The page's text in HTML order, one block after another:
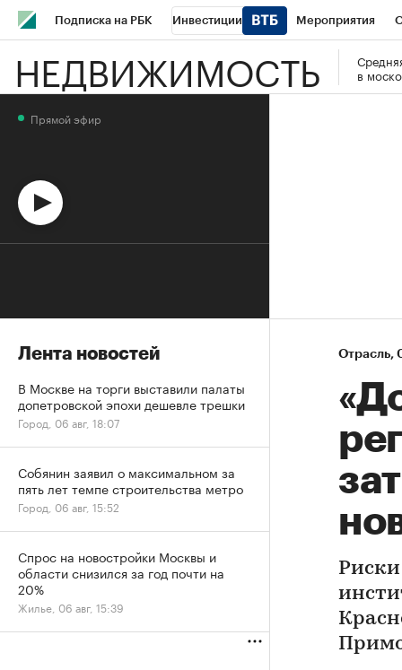
Подписка на РБК Инвестиции Мероприятия
Школа управления РБК РБК Образование РБК Курсы
НЕДВИЖИМОСТЬ
в
Отрасль⁠,
Прямой эфир
Лента новостей
В Москве на торги выставили палаты
допетровской эпохи дешевле трешки
Город, 06 авг, 18:07
Собянин заявил о максимальном за
пять лет темпе строительства метро
Город, 06 авг, 15:52
Спрос на новостройки Москвы и
области снизился за год почти на
20%
Жилье, 06 авг, 15:39